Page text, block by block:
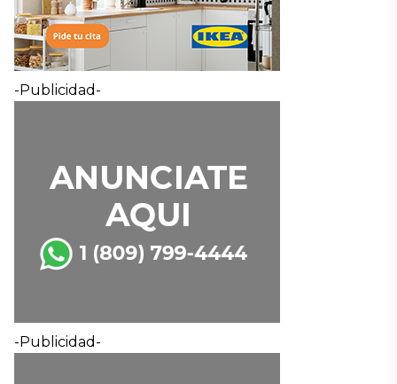
-Publicidad-
-Publicidad-